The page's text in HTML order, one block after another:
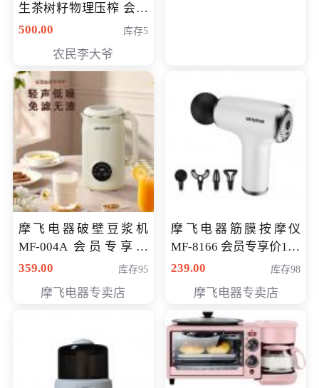
生茶树籽物理压榨 会员
专享价400元
500.00 库存5
农民李大爷
摩飞电器破壁豆浆机
MF-004A 会员专享价
168元
359.00 库存95
摩飞电器专卖店
摩飞电器筋膜按摩仪
MF-8166 会员专享价168
元
239.00 库存98
摩飞电器专卖店